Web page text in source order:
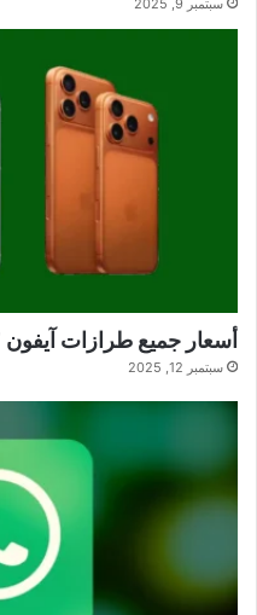
سبتمبر 9, 2025
أسعار جميع طرازات آيفون 17 في سوريا
سبتمبر 12, 2025